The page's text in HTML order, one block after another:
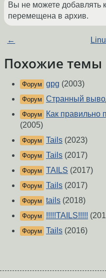
Вы не можете добавлять
перемещена в архив.
←
Похожие темы
Форум gpg (2003)
Форум Странный
Форум
Как правильно
(2005)
Форум Tails (2023)
Форум Tails (2017)
Форум TAILS (2017)
Форум Tails (2017)
Форум tails (2018)
Форум !!!!!TAILS!!!!!
Форум Tails (2016)